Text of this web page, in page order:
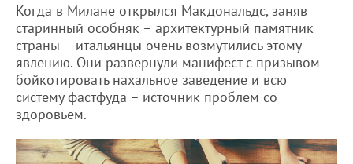
Когда в Милане открылся Макдональдс, заняв
старинный особняк – архитектурный памятник
страны – итальянцы очень возмутились этому
явлению. Они развернули манифест с призывом
бойкотировать нахальное заведение и всю
систему фастфуда – источник проблем со
здоровьем.